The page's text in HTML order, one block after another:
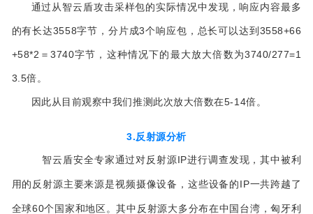
通过从智云盾攻击采样包的实际情况中发现，响应内容最多
的有长达3558字节，分片成3个响应包，总长可以达到3558+66
+58*2＝3740字节，这种情况下的最大放大倍数为3740/277=1
3.5倍。
因此从目前观察中我们推测此次放大倍数在5-14倍。
3.反射源分析
智云盾安全专家通过对反射源IP进行调查发现，其中被利
用的反射源主要来源是视频摄像设备，这些设备的IP一共跨越了
全球60个国家和地区。其中反射源大多分布在中国台湾，匈牙利